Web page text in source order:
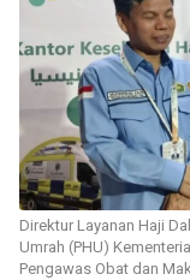
Direktur Layanan Haji
Umrah (PHU)
Pengawas Obat dan